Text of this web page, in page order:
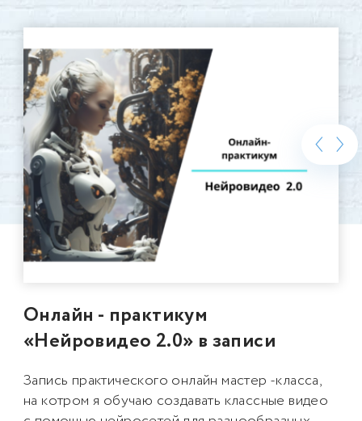
Онлайн - практикум
«Нейровидео 2.0» в записи
Запись практического онлайн мастер -класса,
на котром я обучаю создавать классные видео
‹ ›